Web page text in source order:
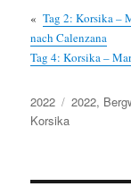
« Tag 2: Korsika –
nach Calenzana
Tag 4: Korsika –
Kategorien
2022 2022,
Korsika